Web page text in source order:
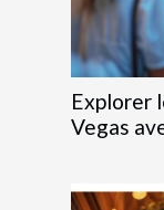
Explorer
Vegas